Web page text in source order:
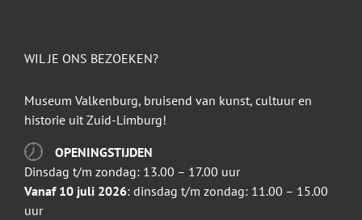
WIL JE ONS BEZOEKEN?
Museum Valkenburg, bruisend van kunst, cultuur en
historie uit Zuid-Limburg!
OPENINGSTIJDEN
Dinsdag t/m zondag: 13.00 – 17.00 uur
Vanaf 10 juli 2026: dinsdag t/m zondag: 11.00 – 15.00
uur